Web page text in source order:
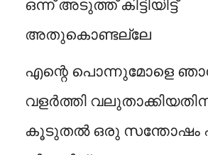
ഒന്ന് അടുത്ത് കിട്ടിയിട്ട്
അതുകൊണ്ടല്ലേ
എന്റെ പൊന്നുമോളെ
വളർത്തി
കൂടുതൽ ഒരു സന്തോഷം